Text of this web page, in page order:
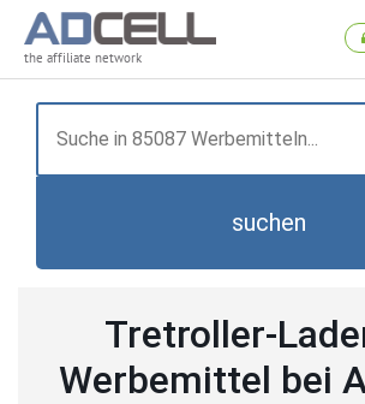
the affiliate network
suchen
Tretroller-
Werbemittel bei